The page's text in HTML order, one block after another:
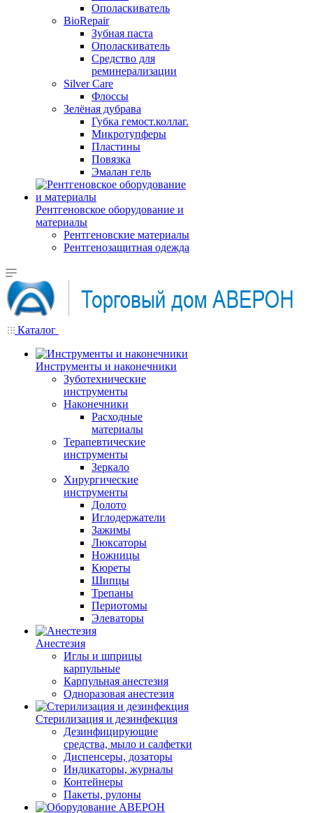
Ополаскиватель
BioRepair
Зубная паста
Ополаскиватель
Средство для
реминерализации
Silver Care
Флоссы
Зелёная дубрава
Губка гемост.коллаг.
Микротупферы
Пластины
Повязка
Эмалан гель
Рентгеновское оборудование и
материалы
Рентгеновские материалы
Рентгенозащитная одежда
Каталог
Инструменты и наконечники
Зуботехнические
инструменты
Наконечники
Расходные
материалы
Терапевтические
инструменты
Зеркало
Хирургические
инструменты
Долото
Иглодержатели
Зажимы
Люксаторы
Ножницы
Кюреты
Шипцы
Трепаны
Периотомы
Элеваторы
Анестезия
Иглы и шприцы
карпульные
Карпульная анестезия
Одноразовая анестезия
Стерилизация и дезинфекция
Дезинфицирующие
средства, мыло и салфетки
Диспенсеры, дозаторы
Индикаторы, журналы
Контейнеры
Пакеты, рулоны